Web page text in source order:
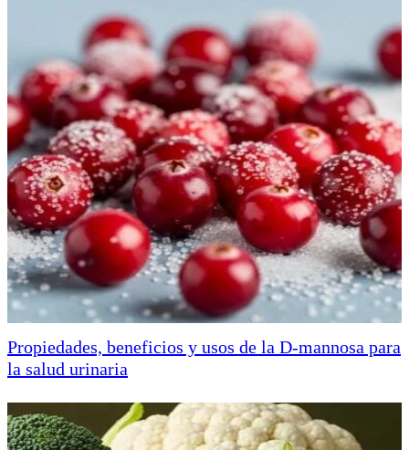
Propiedades, beneficios y usos de la D-mannosa para
la salud urinaria